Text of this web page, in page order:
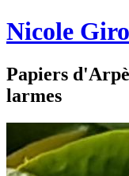
Nicole
Papiers
larmes